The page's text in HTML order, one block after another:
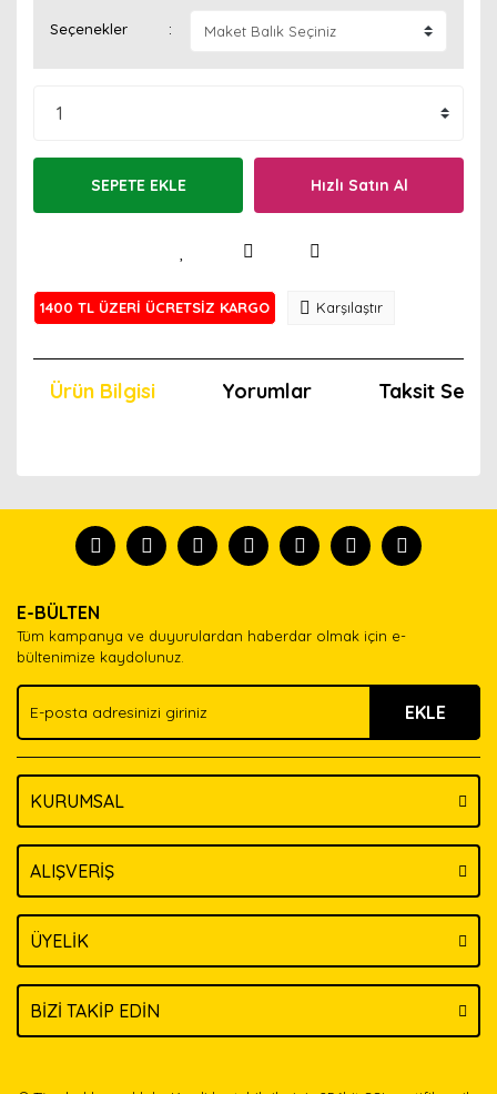
Seçenekler
SEPETE EKLE Hızlı Satın Al
1400 TL ÜZERİ ÜCRETSİZ KARGO Karşılaştır
Ürün Bilgisi Yorumlar Taksit
tanısın.
formunu kullanarak tarafımıza iletebilirsiniz.
Görüş ve önerileriniz için teşekkür ederiz.
Ürün açıklamasında eksik bilgiler bulunuyor.
Ürün bilgilerinde hatalar bulunuyor.
Ürün fiyatı diğer sitelerden daha pahalı.
Bu ürüne benzer farklı alternatifler olmalı.
E-BÜLTEN
Tüm kampanya ve duyurulardan haberdar olmak için e-
bültenimize kaydolunuz.
EKLE
KURUMSAL
ALIŞVERİŞ
ÜYELİK
BİZİ TAKİP EDİN